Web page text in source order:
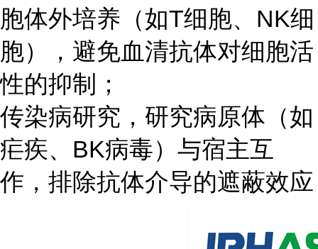
胞体外培养（如T细胞、NK细
胞），避免血清抗体对细胞活
性的抑制；
传染病研究，研究病原体（如
疟疾、BK病毒）与宿主互
作，排除抗体介导的遮蔽效应